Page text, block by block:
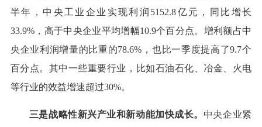
半年，中央工业企业实现利润5152.8亿元，同比增长
33.9%，高于中央企业平均增幅10.9个百分点。增利额占中
央企业利润增量的比重的78.6%，也比一季度提高了9.7个
百分点。其中一些重要行业，比如石油石化、冶金、火电
等行业的效益增速超过30%。
三是战略性新兴产业和新动能加快成长。 中央企业紧